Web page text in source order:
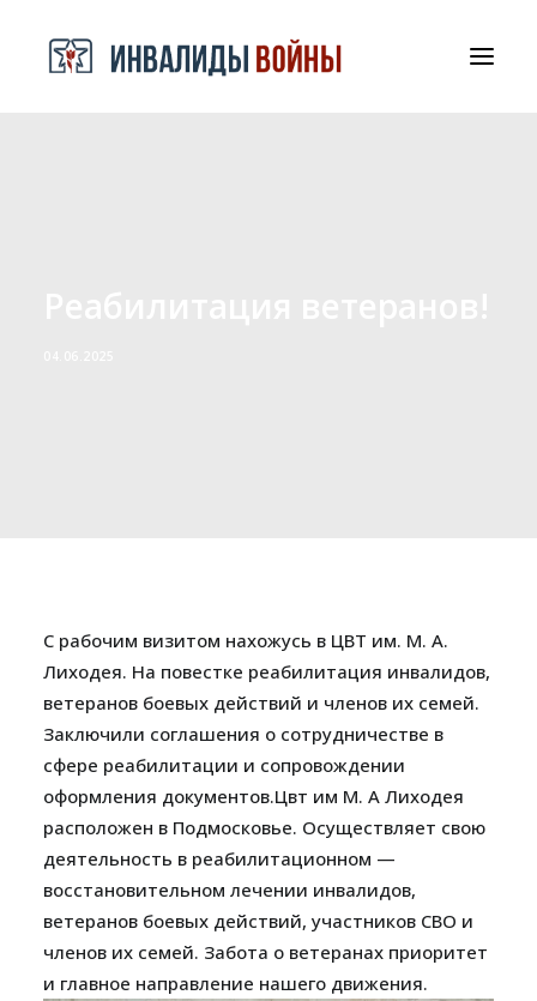
С рабочим визитом нахожусь в ЦВТ им. М. А.
Лиходея. На повестке реабилитация инвалидов,
ветеранов боевых действий и членов их семей.
Заключили соглашения о сотрудничестве в
сфере реабилитации и сопровождении
оформления документов.Цвт им М. А Лиходея
расположен в Подмосковье. Осуществляет свою
деятельность в реабилитационном —
восстановительном лечении инвалидов,
ветеранов боевых действий, участников СВО и
членов их семей. Забота о ветеранах приоритет
и главное направление нашего движения.